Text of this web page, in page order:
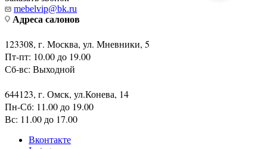
Заказать звонок
mebelvip@bk.ru
123308, г. Москва, ул. Мневники, 5
Пт-пт: 10.00 до 19.00
644123, г. Омск, ул.Конева, 14
Пн-Сб: 11.00 до 19.00
Вс: 11.00 до 17.00